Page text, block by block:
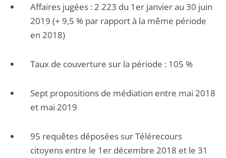
Affaires jugées : 2 223 du 1er janvier au 30 juin
2019 (+ 9,5 % par rapport à la même période
en 2018)
Taux de couverture sur la période : 105 %
Sept propositions de médiation entre mai 2018
et mai 2019
95 requêtes déposées sur Télérecours
citoyens entre le 1er décembre 2018 et le 31